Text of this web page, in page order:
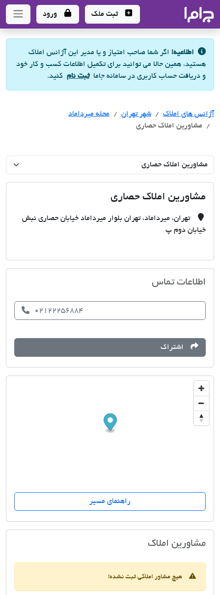
- سامانه جامع املاک و مشاورین املاک
ثبت ملک ورود
اطلاعیه! اگر شما صاحب امتیاز و یا مدیر این آژانس املاک
هستید، همین حالا می توانید برای تکمیل اطلاعات کسب و کار خود
و دریافت حساب کاربری در سامانه جاماثبت نام کنید.
آژانس های املاک آژانس های املاک
شهر تهران آژانس های املاک
محله میرداماد
مشاورین املاک حصاری
مشاورین املاک حصاری
تهران، میرداماد، تهران بلوار میرداماد خیابان حصاری نبش
خیابان دوم پ
اطلاعات تماس
02122256884
اشتراک
راهنمای مسیر
مشاورین املاکمشاورین املاک حصاری
هیچ مشاور املاکی ثبت نشده!